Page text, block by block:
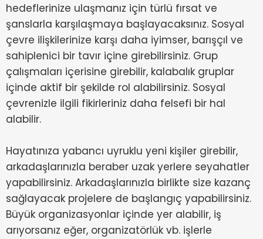
hedeflerinize ulaşmanız için türlü fırsat ve
şanslarla karşılaşmaya başlayacaksınız. Sosyal
çevre ilişkilerinize karşı daha iyimser, barışçıl ve
sahiplenici bir tavır içine girebilirsiniz. Grup
çalışmaları içerisine girebilir, kalabalık gruplar
içinde aktif bir şekilde rol alabilirsiniz. Sosyal
çevrenizle ilgili fikirleriniz daha felsefi bir hal
alabilir.
Hayatınıza yabancı uyruklu yeni kişiler girebilir,
arkadaşlarınızla beraber uzak yerlere seyahatler
yapabilirsiniz. Arkadaşlarınızla birlikte size kazanç
sağlayacak projelere de başlangıç yapabilirsiniz.
Büyük organizasyonlar içinde yer alabilir, iş
arıyorsanız eğer, organizatörlük vb. işlerle